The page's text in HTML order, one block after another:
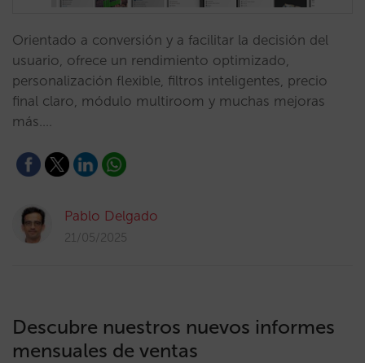
Orientado a conversión y a facilitar la decisión del
usuario, ofrece un rendimiento optimizado,
personalización flexible, filtros inteligentes, precio
final claro, módulo multiroom y muchas mejoras
más.…
Pablo Delgado
21/05/2025
Descubre nuestros nuevos informes
mensuales de ventas